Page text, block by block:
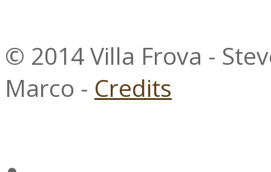
© 2014 Villa Frova -
Marco - Credits